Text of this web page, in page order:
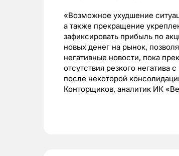
«Возможное ухудшение
а также прекращение
зафиксировать прибыль по
новых денег на рынок,
негативные новости, пока
отсутствия резкого
после некоторой
Конторщиков, аналитик ИК